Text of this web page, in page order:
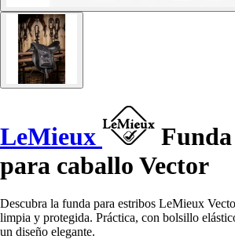
LeMieux
para caballo Vector
Descubra la funda para estribos LeMieux
limpia y protegida. Práctica, con bolsillo
un diseño elegante.